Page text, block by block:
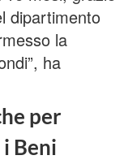
dipartimento
la
ha
per
Beni